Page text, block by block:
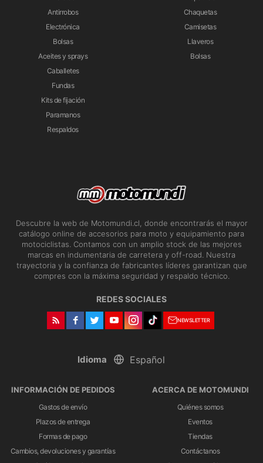
Antirrobos
Electrónica
Bolsas
Aceites y sprays
Caballetes
Fundas
Kits de fijación
Paramanos
Respaldos
Chaquetas
Camisetas
Llaveros
Bolsas
Descubre la web de Motomundi.cl, donde encontrarás el mayor
catálogo online de accesorios para moto y equipamiento para
motociclistas. Contamos con un amplio stock de las mejores
marcas en indumentaria de carretera y off-road. Nuestra
trayectoria y la confianza de fabricantes líderes garantizan que
compres con la máxima seguridad y respaldo técnico.
REDES SOCIALES
NEWSLETTER
Idioma
INFORMACIÓN DE PEDIDOS
Gastos de envío
Plazos de entrega
Formas de pago
Cambios, devoluciones y garantías
ACERCA DE MOTOMUNDI
Quiénes somos
Eventos
Tiendas
Contáctanos